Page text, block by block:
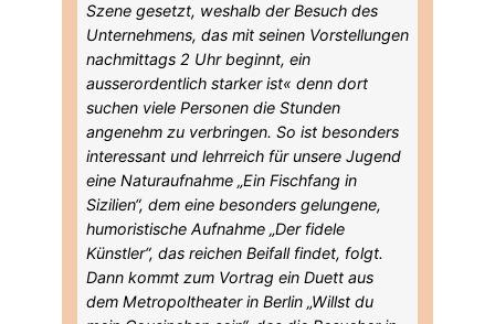
Szene gesetzt, weshalb der Besuch des
Unternehmens, das mit seinen Vorstellungen
nachmittags 2 Uhr beginnt, ein
ausserordentlich starker ist« denn dort
suchen viele Personen die Stunden
angenehm zu verbringen. So ist besonders
interessant und lehrreich für unsere Jugend
eine Naturaufnahme „Ein Fischfang in
Sizilien“, dem eine besonders gelungene,
humoristische Aufnahme „Der fidele
Künstler“, das reichen Beifall findet, folgt.
Dann kommt zum Vortrag ein Duett aus
dem Metropoltheater in Berlin „Willst du